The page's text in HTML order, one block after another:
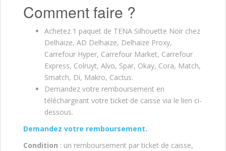
Comment faire ?
Achetez 1 paquet de TENA Silhouette Noir chez
Delhaize, AD Delhaize, Delhaize Proxy,
Carrefour Hyper, Carrefour Market, Carrefour
Express, Colruyt, Alvo, Spar, Okay, Cora, Match,
Smatch, Di, Makro, Cactus.
Demandez votre remboursement en
téléchargeant votre ticket de caisse via le lien ci-
dessous.
Demandez votre remboursement.
Condition : un remboursement par ticket de caisse,